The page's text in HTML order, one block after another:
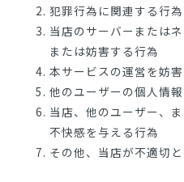
犯罪行為に関連する行為
当店のサーバーまたは
または妨害する行為
本サービスの運営を妨
他のユーザーの個人情
当店、他のユーザー、
不快感を与える行為
その他、当店が不適切